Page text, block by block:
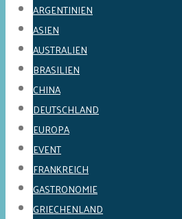
ARGENTINIEN
ASIEN
AUSTRALIEN
BRASILIEN
CHINA
DEUTSCHLAND
EUROPA
EVENT
FRANKREICH
GASTRONOMIE
GRIECHENLAND